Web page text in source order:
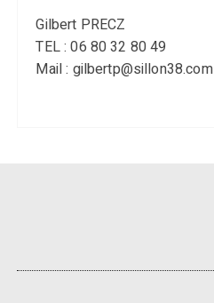
Gilbert PRECZ
TEL : 06 80 32 80 49
Mail : gilbertp@sillon38.com